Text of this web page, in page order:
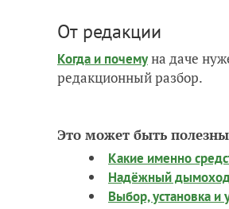
От редакции
Когда и почемуна даче
редакционный разбор.
Это может быть
Какие именно
Надёжный дымоход
Выбор, установка